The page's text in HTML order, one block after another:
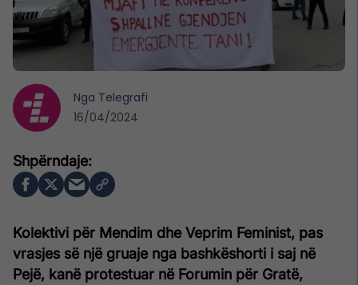
Kolektivi për Mendim dhe Veprim Feminist, pas
vrasjes së një gruaje nga bashkëshorti i saj në
Pejë, kanë protestuar në Forumin për Gratë,
Nga Telegrafi
16/04/2024